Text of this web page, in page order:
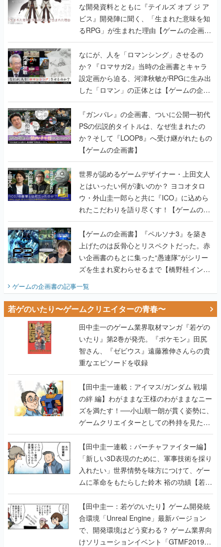
書】
なにが、人を「ロマンシング」させるの
か？『ロマサガ2』当時の企画書とキャラ
設定画から迫る、河津秋敏がRPGに生み出
した「ロマン」の正体とは【ゲームの企画
書】
『ガンパレ』の企画書、ついに公開━初代
PSの伝説的タイトルは、なぜ生まれたの
か？そして『LOOP8』へ受け継がれたもの
【ゲームの企画書】
世界が認めるゲームデザイナー・上田文人
とはいったい何が凄いのか？ ヨコオタロ
ウ・外山圭一郎らと共に『ICO』に込めら
れたこだわりを語り尽くす！【ゲームの企
画書】
【ゲームの企画書】『ペルソナ3』を築き
上げたのは反骨心とリスペクトだった。赤
い企画書のもとに集った“愚連隊”がシリー
ズを生まれ変わらせるまで【橋野桂インタ
ビュー】
ゲームの企画書の記事一覧
若ゲのいたり〜ゲームクリエイターの青春〜
田中圭一のゲーム業界取材マンガ『若ゲの
いたり』第2巻が発売。『ポケモン』田尻
智さん、『ゼビウス』遠藤雅伸さんらの貴
重なエピソードを収録
【田中圭一連載：アイマス/ガンダム 戦場
の絆 編】わがままな王様のわがままなニー
ズを満たす！──小山順一朗が貫く姿勢に、
ゲームクリエイターとしての矜持を見た
【若ゲのいたり最終回】
【田中圭一連載：バーチャファイター編】
「新しい3D表現のために、軍事技術を採り
入れたい」世界情勢を味方につけて、ゲー
ムに革命をもたらした鈴木 裕の功績【若ゲ
のいたり】
【田中圭一：若ゲのいたり】ゲーム開発統
合環境「Unreal Engine」最新バージョン
で、開発環境はどう変わる？ ゲーム業界向
けソリューションイベント「GTMF2019」
に行って、より理解を深めよう【PR】
【田中圭一連載：サイバーコネクトツー
編】すべての責任はオレが取る。だから、